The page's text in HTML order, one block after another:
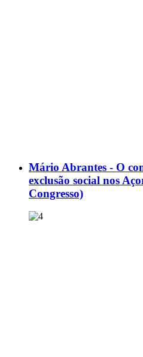
Mário Abrantes - O
exclusão social nos
Congresso)